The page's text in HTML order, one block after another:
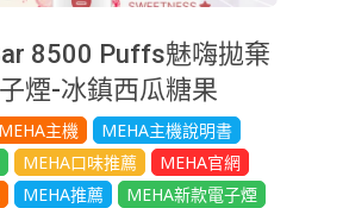
8500 Puffs魅嗨拋棄
煙-冰鎮西瓜糖果
MEHA主機
MEHA主機說明書
MEHA口味推薦
MEHA官網
MEHA推薦
MEHA新款電子煙